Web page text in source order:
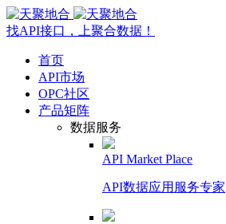
找API接口，上聚合数据！
首页
API市场
OPC社区
产品矩阵
数据服务
API Market Place
API数据应用服务专家